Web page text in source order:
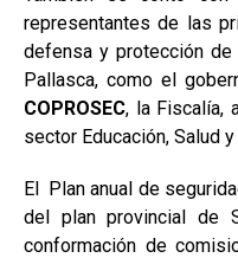
representantes de las
defensa y protección
Pallasca, como el
COPROSEC, la Fiscalía,
sector Educación, Salud
El Plan anual de
del plan provincial de
conformación de